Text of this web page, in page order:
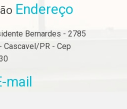
Endereço
Bernardes - 2785
Cascavel/PR - Cep
mail